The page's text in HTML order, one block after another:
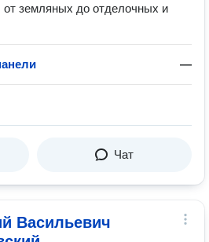
от земляных до отделочных и
—
Чат
Васильевич